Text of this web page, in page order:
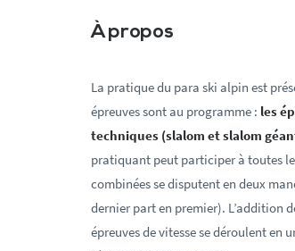
À propos
La pratique du para ski alpin est
épreuves sont au programme : les
techniques (slalom et slalom
pratiquant peut participer à toutes
combinées se disputent en deux
dernier part en premier). L’addition
épreuves de vitesse se déroulent en